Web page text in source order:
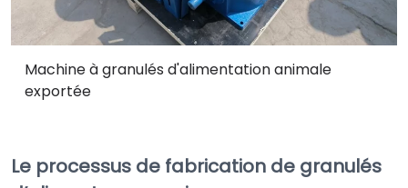
Machine à granulés d'alimentation animale
exportée
Le processus de fabrication de granulés